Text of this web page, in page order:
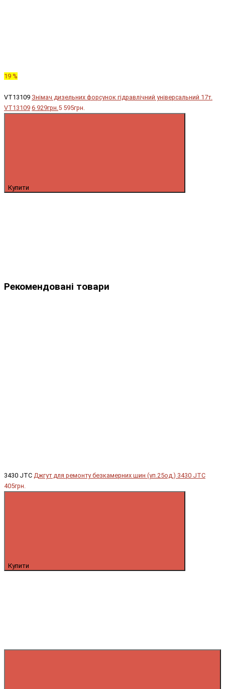
19 %
VT13109 Знімач дизельних форсунок гідравлічний універсальний 17т.
VT13109 6 929грн. 5 595грн.
Купити
Рекомендовані товари
3430 JTC Джгут для ремонту безкамерних шин (уп.25од.) 3430 JTC
405грн.
Купити